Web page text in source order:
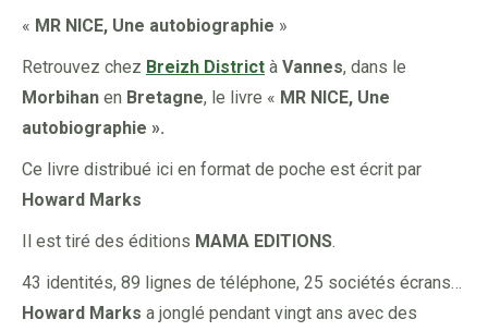
« MR NICE, Une autobiographie »
Retrouvez chez Breizh District à Vannes, dans le
Morbihan en Bretagne, le livre « MR NICE, Une
autobiographie ».
Ce livre distribué ici en format de poche est écrit par
Howard Marks
Il est tiré des éditions MAMA EDITIONS.
43 identités, 89 lignes de téléphone, 25 sociétés écrans…
Howard Marks a jonglé pendant vingt ans avec des